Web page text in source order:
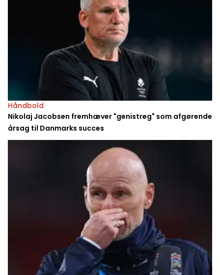
Håndbold
Nikolaj Jacobsen fremhæver "genistreg" som afgørende
årsag til Danmarks succes